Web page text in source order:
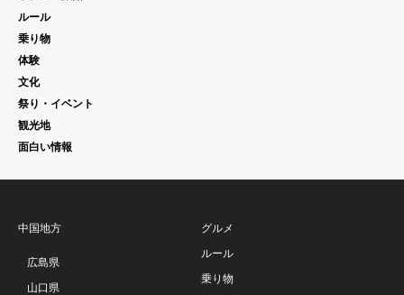
ルール
乗り物
体験
文化
祭り・イベント
観光地
面白い情報
中国地方
広島県
山口県
グルメ
ルール
乗り物